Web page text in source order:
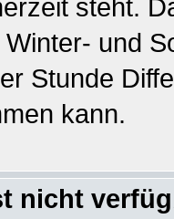
steht.
und
Stunde
kann.
nicht